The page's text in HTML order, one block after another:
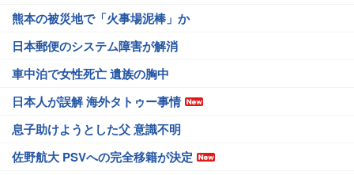
熊本の被災地で「火事場泥棒」か
日本郵便のシステム障害が解消
車中泊で女性死亡 遺族の胸中
日本人が誤解 海外タトゥー事情
息子助けようとした父 意識不明
佐野航大 PSVへの完全移籍が決定